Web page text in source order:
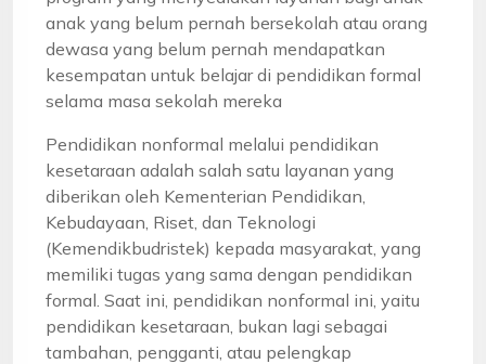
anak yang belum pernah bersekolah atau orang
dewasa yang belum pernah mendapatkan
kesempatan untuk belajar di pendidikan formal
selama masa sekolah mereka
Pendidikan nonformal melalui pendidikan
kesetaraan adalah salah satu layanan yang
diberikan oleh Kementerian Pendidikan,
Kebudayaan, Riset, dan Teknologi
(Kemendikbudristek) kepada masyarakat, yang
memiliki tugas yang sama dengan pendidikan
formal. Saat ini, pendidikan nonformal ini, yaitu
pendidikan kesetaraan, bukan lagi sebagai
tambahan, pengganti, atau pelengkap